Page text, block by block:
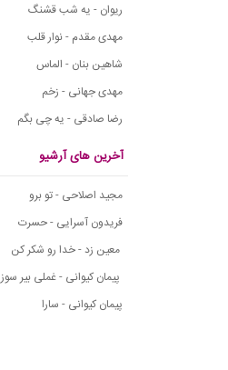
ریوان - یه شب قشنگ
مهدی مقدم - نوار قلب
شاهین بنان - الماس
مهدی جهانی - زخم
رضا صادقی - یه چی بگم
آخرین های آرشیو
مجید اصلاحی - تو برو
فریدون آسرایی - حسرت
معین زد - خدا رو شکر کن
پیمان کیوانی - غملی بیر سوز
پیمان کیوانی - سارا